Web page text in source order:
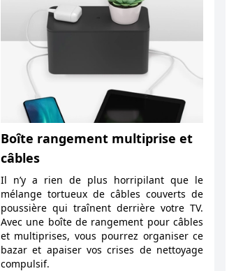
Boîte rangement multiprise et
câbles
Il n’y a rien de plus horripilant que le
mélange tortueux de câbles couverts de
poussière qui traînent derrière votre TV.
Avec une boîte de rangement pour câbles
et multiprises, vous pourrez organiser ce
bazar et apaiser vos crises de nettoyage
compulsif.